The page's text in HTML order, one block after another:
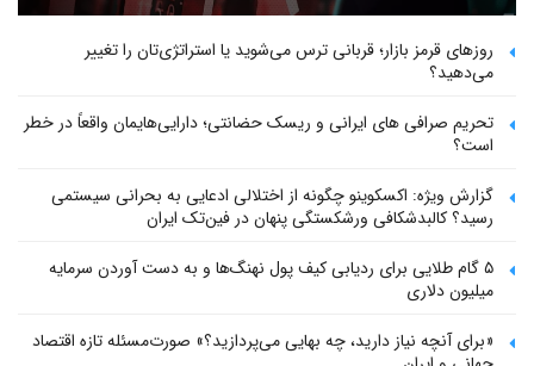
روزهای قرمز بازار؛ قربانی ترس می‌شوید یا استراتژی‌تان را تغییر
می‌دهید؟
تحریم صرافی های ایرانی و ریسک حضانتی؛ دارایی‌هایمان واقعاً در خطر
است؟
گزارش ویژه: اکسکوینو چگونه از اختلالی ادعایی به بحرانی سیستمی
رسید؟ کالبدشکافی ورشکستگی پنهان در فین‌تک ایران
۵ گام طلایی برای ردیابی کیف پول‌ نهنگ‌ها و به دست آوردن سرمایه
میلیون دلاری
«برای آنچه نیاز دارید، چه بهایی می‌پردازید؟» صورت‌مسئله تازه اقتصاد